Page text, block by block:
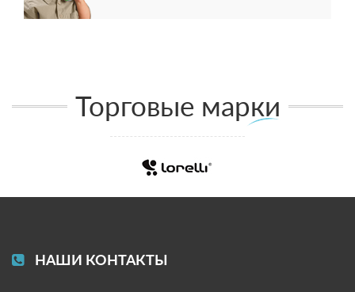
Торговые марки
НАШИ КОНТАКТЫ